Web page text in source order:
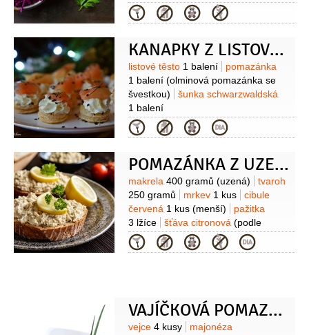
(nebo petrželka na posypání)
Kategorie
KANAPKY Z LISTOVÉHO TĚSTA
Suroviny
listové těsto 1 balení
pomazánka
1 balení (olminová pomazánka se
švestkou)
šunka schwarzwaldská
1 balení
Kategorie
POMAZÁNKA Z UZENÉ MAKRELY I
Suroviny
makrela 400 gramů (uzená)
tvaroh
250 gramů
mrkev 1 kus
cibule
červená 1 kus (menší)
pažitka
3 lžíce
šťáva citronová (podle
chuti)
sůl pepř chléb (k podávání)
Kategorie
VAJÍČKOVÁ POMAZÁNKA II
Suroviny
vejce 4 kusy
majonéza